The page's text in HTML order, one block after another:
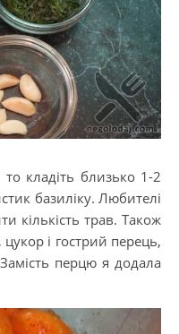
кладіть близько 1-2
базиліку. Любителі
кількість трав. Також
і гострий перець,
перцю я додала